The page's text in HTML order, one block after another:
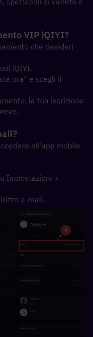
VIP iQIYI?
che desideri
iQIYI.
ora" e scegli il
la tua iscrizione
all'app mobile
Impostazioni >
e-mail.